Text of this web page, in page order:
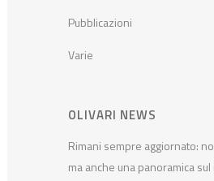
Pubblicazioni
Varie
OLIVARI NEWS
Rimani sempre aggiornato:
ma anche una panoramica